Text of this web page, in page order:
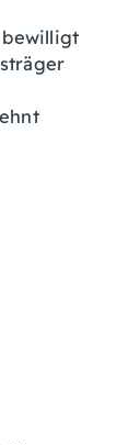
bewilligt